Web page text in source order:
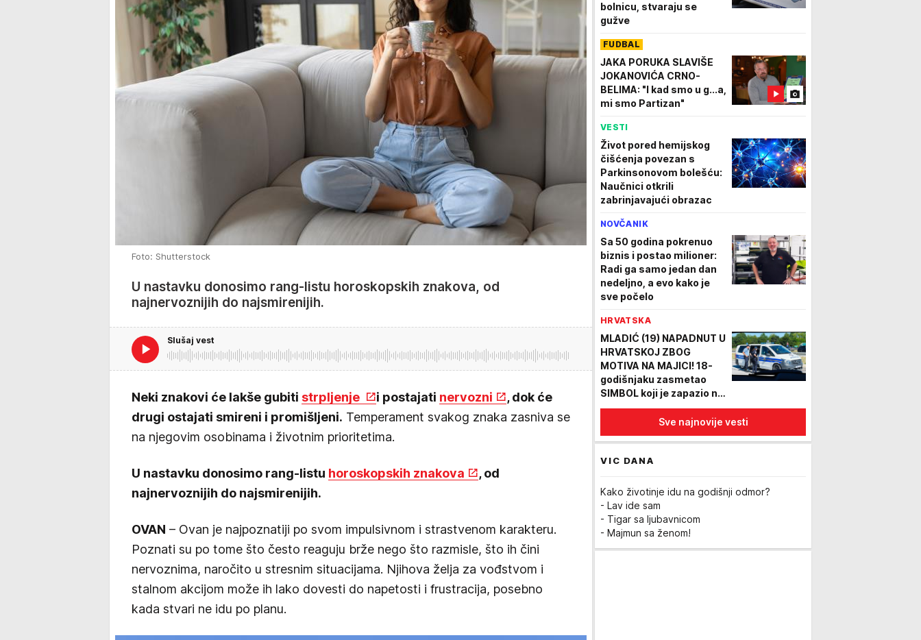
Foto: Shutterstock
U nastavku donosimo rang-listu horoskopskih znakova, od
najnervoznijih do najsmirenijih.
Slušaj vest
Neki znakovi će lakše gubiti strpljenje i postajati nervozni
, dok će
drugi ostajati smireni i promišljeni. Temperament svakog znaka zasniva se
na njegovim osobinama i životnim prioritetima.
U nastavku donosimo rang-listu horoskopskih znakova
, od
najnervoznijih do najsmirenijih.
OVAN – Ovan je najpoznatiji po svom impulsivnom i strastvenom karakteru.
Poznati su po tome što često reaguju brže nego što razmisle, što ih čini
nervoznima, naročito u stresnim situacijama. Njihova želja za vođstvom i
stalnom akcijom može ih lako dovesti do napetosti i frustracija, posebno
kada stvari ne idu po planu.
bolnicu, stvaraju se
gužve
FUDBAL
JAKA PORUKA SLAVIŠE
JOKANOVIĆA CRNO-
BELIMA: "I kad smo u g...a,
mi smo Partizan"
VESTI
Život pored hemijskog
čišćenja povezan s
Parkinsonovom bolešću:
Naučnici otkrili
zabrinjavajući obrazac
NOVČANIK
Sa 50 godina pokrenuo
biznis i postao milioner:
Radi ga samo jedan dan
nedeljno, a evo kako je
sve počelo
HRVATSKA
MLADIĆ (19) NAPADNUT U
HRVATSKOJ ZBOG
MOTIVA NA MAJICI! 18-
godišnjaku zasmetao
SIMBOL koji je zapazio na
njemu, pa krenuo da ga
udara, imao je podršku!
Sve najnovije vesti
VIC DANA
Kako životinje idu na godišnji odmor?
- Lav ide sam
- Tigar sa ljubavnicom
- Majmun sa ženom!